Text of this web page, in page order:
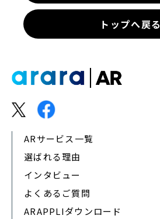
トップへ戻る
ARサービス一覧
選ばれる理由
インタビュー
よくあるご質問
ARAPPLIダウンロード